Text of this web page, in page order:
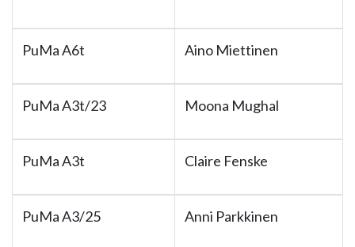
PuMa A6t Aino Miettinen
PuMa A3t/23 Moona Mughal
PuMa A3t Claire Fenske
PuMa A3/25 Anni Parkkinen